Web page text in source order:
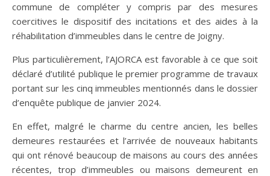
commune de compléter y compris par des mesures
coercitives le dispositif des incitations et des aides à la
réhabilitation d’immeubles dans le centre de Joigny.
Plus particulièrement, l’AJORCA est favorable à ce que soit
déclaré d’utilité publique le premier programme de travaux
portant sur les cinq immeubles mentionnés dans le dossier
d’enquête publique de janvier 2024.
En effet, malgré le charme du centre ancien, les belles
demeures restaurées et l’arrivée de nouveaux habitants
qui ont rénové beaucoup de maisons au cours des années
récentes, trop d’immeubles ou maisons demeurent en